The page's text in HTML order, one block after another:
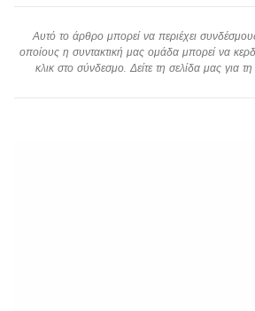
Αυτό το άρθρο μπορεί να περιέχει
οποίους η συντακτική μας ομάδα μπορεί να
κλικ στο σύνδεσμο. Δείτε τη σελίδα μας για τη